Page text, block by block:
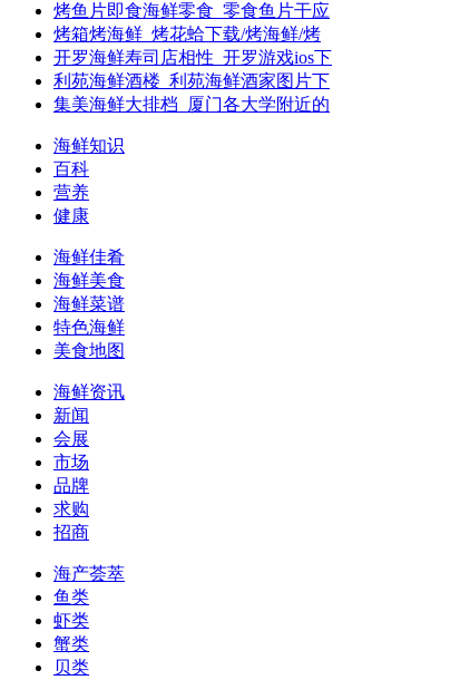
烤鱼片即食海鲜零食_零食鱼片干应
烤箱烤海鲜_烤花蛤下载/烤海鲜/烤
开罗海鲜寿司店相性_开罗游戏ios下
利苑海鲜酒楼_利苑海鲜酒家图片下
集美海鲜大排档_厦门各大学附近的
海鲜知识
百科
营养
健康
海鲜佳肴
海鲜美食
海鲜菜谱
特色海鲜
美食地图
海鲜资讯
新闻
会展
市场
品牌
求购
招商
海产荟萃
鱼类
虾类
蟹类
贝类